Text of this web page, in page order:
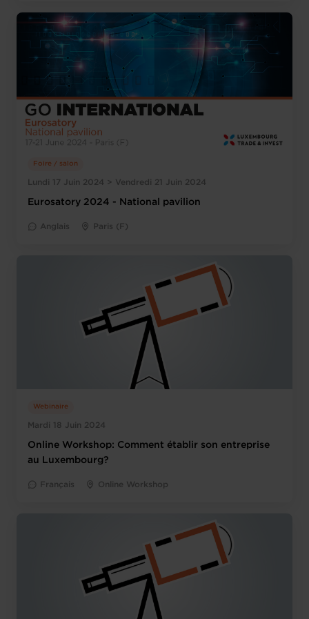
Lundi 17 Juin 2024 > Vendredi 21 Juin 2024
Foire / salon
Eurosatory 2024 - National pavilion
Anglais Paris (F)
Mardi 18 Juin 2024
Webinaire
Online Workshop: Comment établir son entreprise
au Luxembourg?
Français Online Workshop